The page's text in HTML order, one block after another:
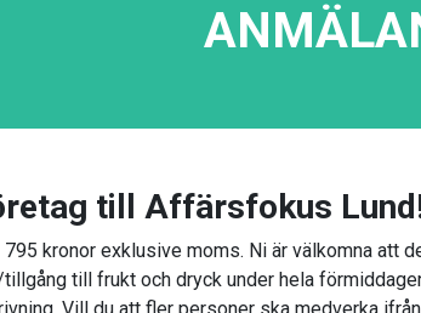
till Affärsfokus
kronor exklusive moms. Ni är välkomna att
till frukt och dryck under hela